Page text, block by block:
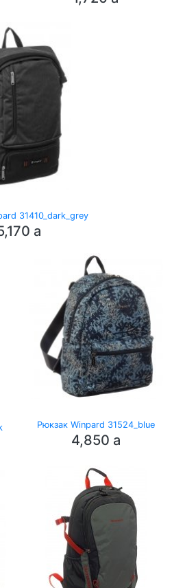
31410_dark_grey
a
Рюкзак Winpard 31524_blue
4,850 a